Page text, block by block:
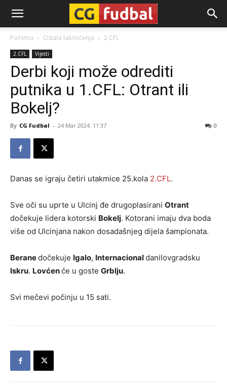
CG-
Fudbal
Početna Ostala takmičenja 2.CFL
2.CFL Vijesti
Derbi koji može odrediti
putnika u 1.CFL: Otrant ili
Bokelj?
By CG Fudbal - 24 Mar 2024. 11:37 0
Danas se igraju četiri utakmice 25.kola 2.CFL.
Sve oči su uprte u Ulcinj đe drugoplasirani Otrant
dočekuje lidera kotorski Bokelj. Kotorani imaju dva boda
više od Ulcinjana nakon dosadašnjeg dijela šampionata.
Beranedočekuje Igalo, Internacionaldanilovgradsku
Iskru. Lovćenće u goste Grblju.
Svi mečevi počinju u 15 sati.